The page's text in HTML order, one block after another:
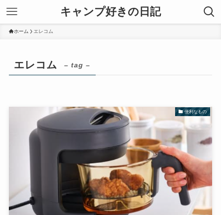
キャンプ好きの日記
ホーム エレコム
エレコム – tag –
便利なもの